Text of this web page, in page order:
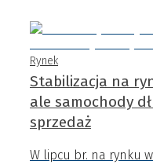
poziom w tym roku.
Rynek
Stabilizacja na
ale samochody
sprzedaż
W lipcu br. na rynku